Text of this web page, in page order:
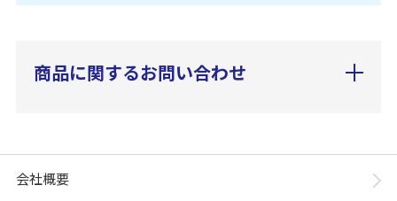
商品に関するお問い合わせ
会社概要